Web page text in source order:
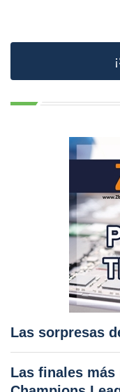
Las sorpresas
Las finales más